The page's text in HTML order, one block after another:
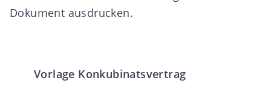
Dokument ausdrucken.
Vorlage Konkubinatsvertrag